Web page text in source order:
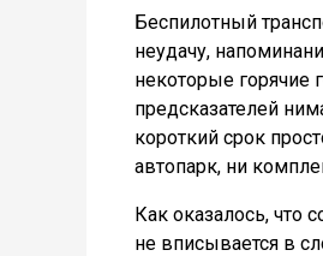
Беспилотный
неудачу,
некоторые горячие
предсказателей
короткий срок
автопарк, ни
Как оказалось, что
не вписывается в